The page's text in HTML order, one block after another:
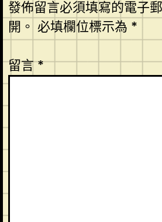
發佈留言必須填寫的電子
開。 必填欄位標示為 *
留言*